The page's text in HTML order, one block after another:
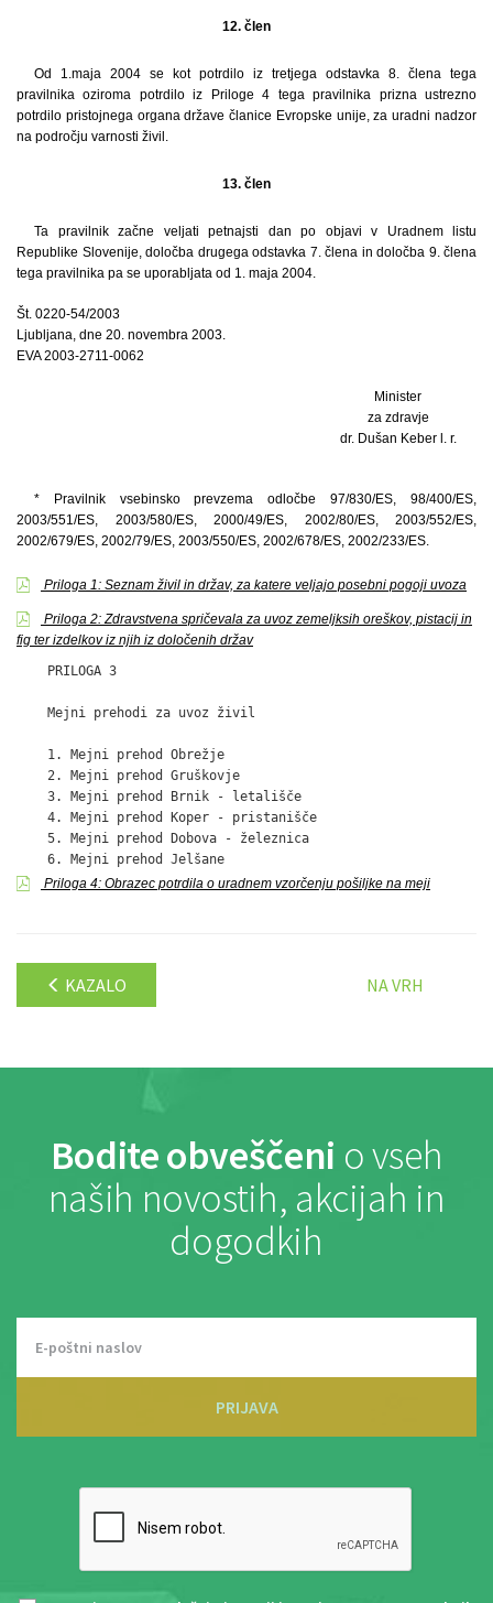
12. člen
Od 1.maja 2004 se kot potrdilo iz tretjega odstavka 8. člena tega
pravilnika oziroma potrdilo iz Priloge 4 tega pravilnika prizna ustrezno
potrdilo pristojnega organa države članice Evropske unije, za uradni nadzor
na področju varnosti živil.
13. člen
Ta pravilnik začne veljati petnajsti dan po objavi v Uradnem listu
Republike Slovenije, določba drugega odstavka 7. člena in določba 9. člena
tega pravilnika pa se uporabljata od 1. maja 2004.
Št. 0220-54/2003
Ljubljana, dne 20. novembra 2003.
EVA 2003-2711-0062
Minister
za zdravje
dr. Dušan Keber l. r.
* Pravilnik vsebinsko prevzema odločbe 97/830/ES, 98/400/ES,
2003/551/ES, 2003/580/ES, 2000/49/ES, 2002/80/ES, 2003/552/ES,
2002/679/ES, 2002/79/ES, 2003/550/ES, 2002/678/ES, 2002/233/ES.
Priloga 1: Seznam živil in držav, za katere veljajo posebni pogoji uvoza
Priloga 2: Zdravstvena spričevala za uvoz zemeljksih oreškov, pistacij in
fig ter izdelkov iz njih iz določenih držav
    PRILOGA 3
    Mejni prehodi za uvoz živil
    1. Mejni prehod Obrežje
    2. Mejni prehod Gruškovje
    3. Mejni prehod Brnik - letališče
    4. Mejni prehod Koper - pristanišče
    5. Mejni prehod Dobova - železnica
Priloga 4: Obrazec potrdila o uradnem vzorčenju pošiljke na meji
KAZALO NA VRH
Bodite obveščeni o vseh
naših novostih, akcijah in
dogodkih
PRIJAVA